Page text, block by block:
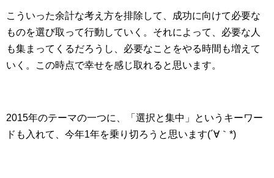
こういった余計な考え方を排除して、成功に向けて必要な
ものを選び取って行動していく。それによって、必要な人
も集まってくるだろうし、必要なことをやる時間も増えて
いく。この時点で幸せを感じ取れると思います。
2015年のテーマの一つに、「選択と集中」というキーワー
ドも入れて、今年1年を乗り切ろうと思います(´∀｀*)